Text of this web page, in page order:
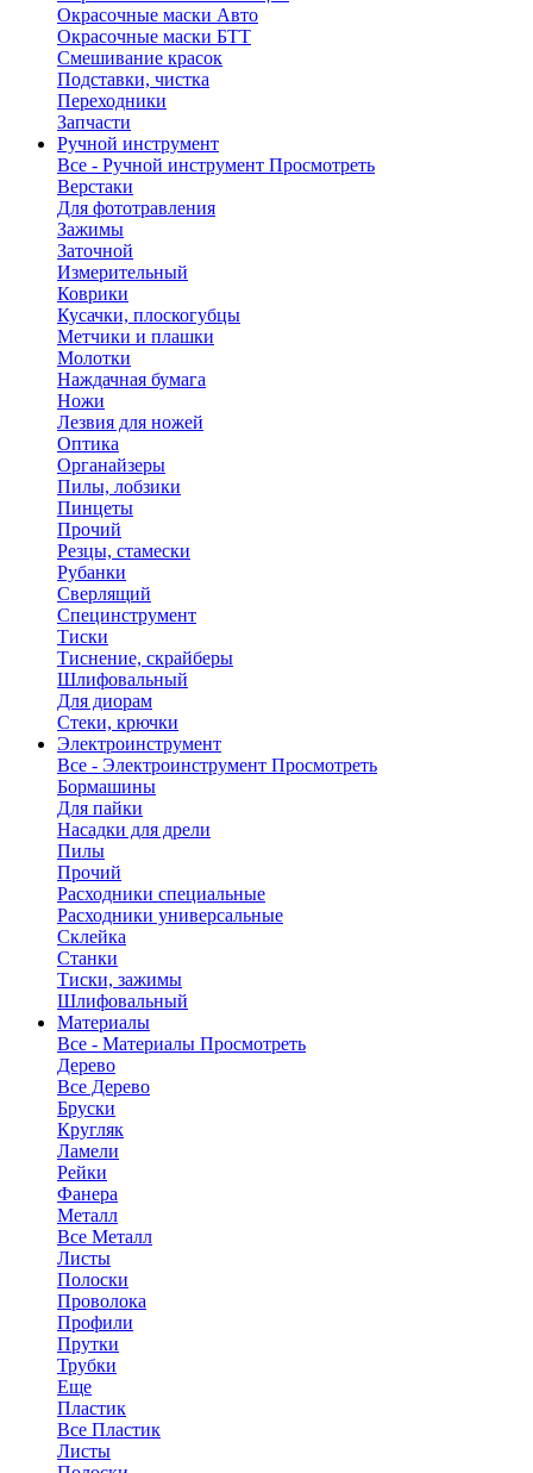
Окрасочные маски Авто
Окрасочные маски БТТ
Смешивание красок
Подставки, чистка
Переходники
Запчасти
Ручной инструмент
Все - Ручной инструмент Просмотреть
Верстаки
Для фототравления
Зажимы
Заточной
Измерительный
Коврики
Кусачки, плоскогубцы
Метчики и плашки
Молотки
Наждачная бумага
Ножи
Лезвия для ножей
Оптика
Органайзеры
Пилы, лобзики
Пинцеты
Прочий
Резцы, стамески
Рубанки
Сверлящий
Специнструмент
Тиски
Тиснение, скрайберы
Шлифовальный
Для диорам
Стеки, крючки
Электроинструмент
Все - Электроинструмент Просмотреть
Бормашины
Для пайки
Насадки для дрели
Пилы
Прочий
Расходники специальные
Расходники универсальные
Склейка
Станки
Тиски, зажимы
Шлифовальный
Материалы
Все - Материалы Просмотреть
Дерево
Все Дерево
Бруски
Кругляк
Ламели
Рейки
Фанера
Металл
Все Металл
Листы
Полоски
Проволока
Профили
Прутки
Трубки
Еще
Пластик
Все Пластик
Листы